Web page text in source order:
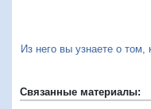
Из него вы узнаете о
Связанные материалы: